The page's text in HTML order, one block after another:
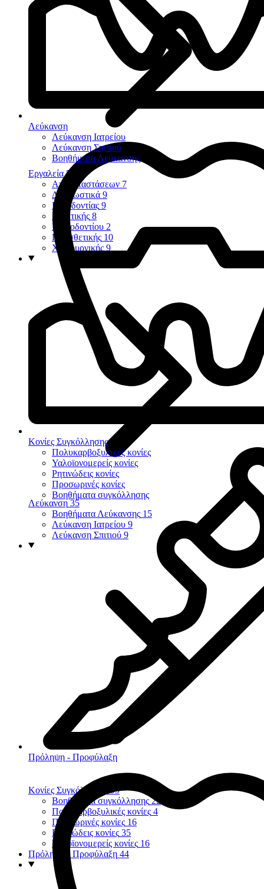
Λεύκανση
Λεύκανση Ιατρείου
Λεύκανση Σπιτιού
Βοηθήματα Λεύκανσης
Κονίες Συγκόλλησης
Πολυκαρβοξυλικές κονίες
Υαλοϊονομερείς κονίες
Ρητινώδεις κονίες
Προσωρινές κονίες
Βοηθήματα συγκόλλησης
Πρόληψη - Προφύλαξη
Εργαλεία 58
Αποκαταστάσεων 7
Διαγνωστικά 9
Ενδοδοντίας 9
Εξακτικής 8
Περιοδοντίου 2
Προσθετικής 10
Χειρουργικής 9
Λεύκανση 35
Βοηθήματα Λεύκανσης 15
Λεύκανση Ιατρείου 9
Λεύκανση Σπιτιού 9
Κονίες Συγκόλλησης
99
Βοηθήματα συγκόλλησης 22
Πολυκαρβοξυλικές κονίες 4
Προσωρινές κονίες 16
Ρητινώδεις κονίες 35
Υαλοϊονομερείς κονίες 16
Πρόληψη - Προφύλαξη 44